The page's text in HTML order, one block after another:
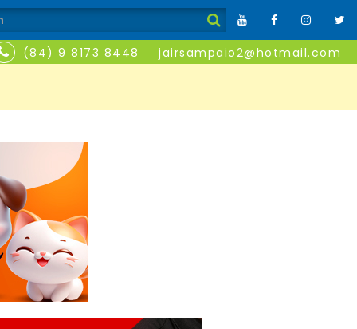
(84) 9 8173 8448 jairsampaio2@hotmail.com